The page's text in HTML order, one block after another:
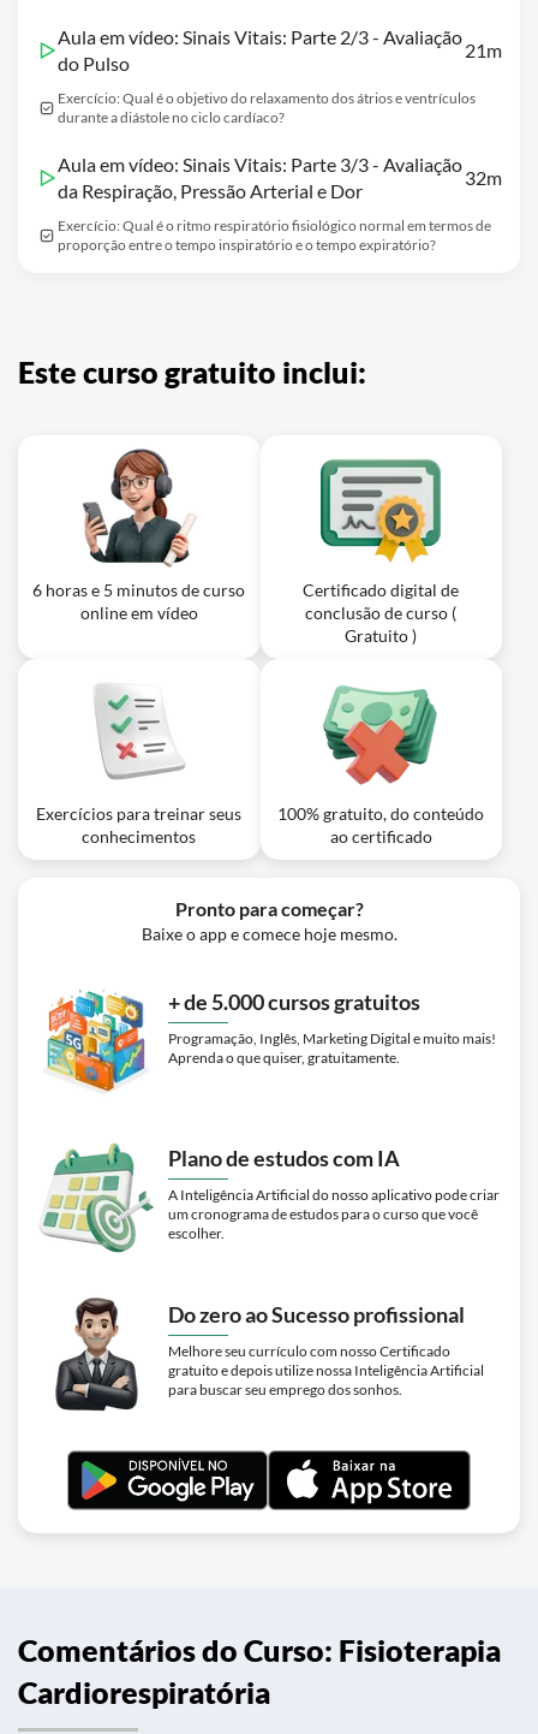
Aula em vídeo: Sinais Vitais: Parte 2/3 - Avaliação
do Pulso
21m
Exercício: Qual é o objetivo do relaxamento dos átrios e ventrículos
durante a diástole no ciclo cardíaco?
Aula em vídeo: Sinais Vitais: Parte 3/3 - Avaliação
da Respiração, Pressão Arterial e Dor
32m
Exercício: Qual é o ritmo respiratório fisiológico normal em termos de
proporção entre o tempo inspiratório e o tempo expiratório?
Este curso gratuito inclui:
6 horas e 5 minutos de curso
online em vídeo
Certificado digital de
conclusão de curso (
Gratuito )
Exercícios para treinar seus
conhecimentos
100% gratuito, do conteúdo
ao certificado
Pronto para começar?
Baixe o app e comece hoje mesmo.
+ de 5.000 cursos gratuitos
Programação, Inglês, Marketing Digital e muito mais!
Aprenda o que quiser, gratuitamente.
Plano de estudos com IA
A Inteligência Artificial do nosso aplicativo pode criar
um cronograma de estudos para o curso que você
escolher.
Do zero ao Sucesso profissional
Melhore seu currículo com nosso Certificado
gratuito e depois utilize nossa Inteligência Artificial
para buscar seu emprego dos sonhos.
Comentários do Curso: Fisioterapia
Cardiorespiratória